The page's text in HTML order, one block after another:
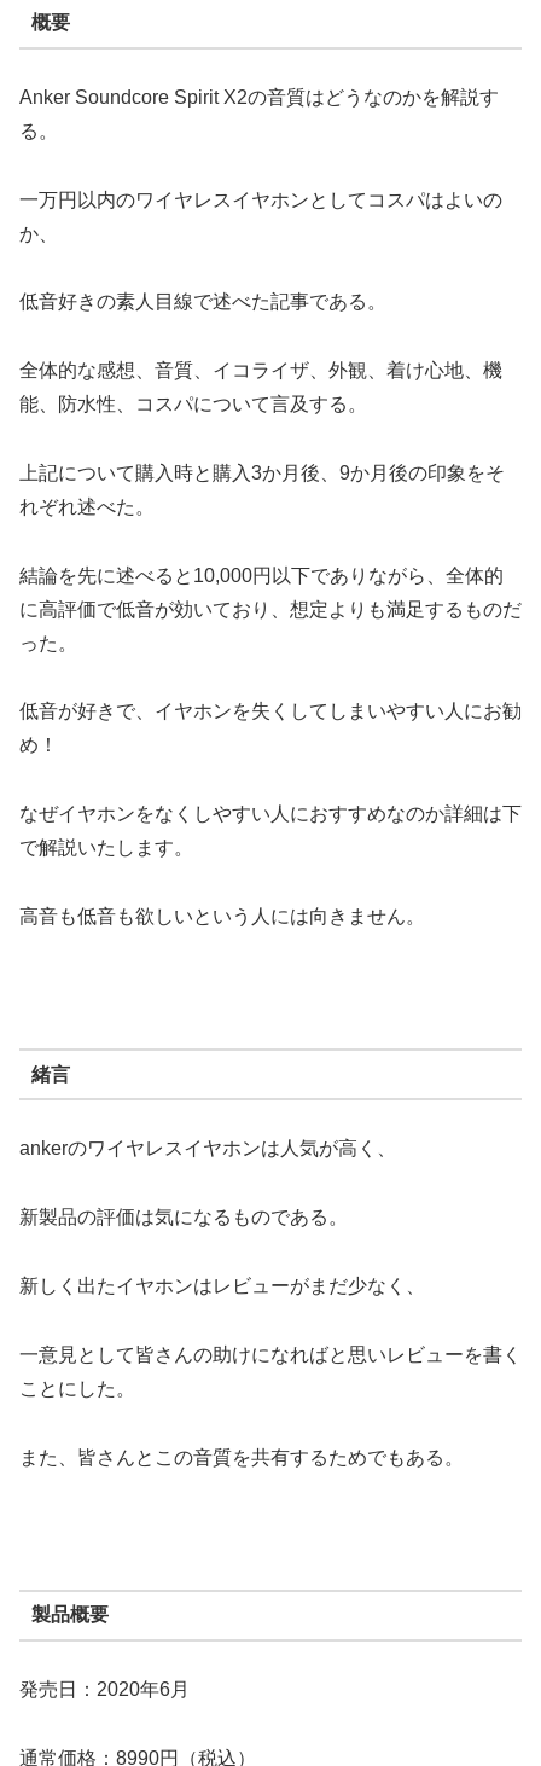
概要
Anker Soundcore Spirit X2の音質はどうなのかを解説す
る。
一万円以内のワイヤレスイヤホンとしてコスパはよいの
か、
低音好きの素人目線で述べた記事である。
全体的な感想、音質、イコライザ、外観、着け心地、機
能、防水性、コスパについて言及する。
上記について購入時と購入3か月後、9か月後の印象をそ
れぞれ述べた。
結論を先に述べると10,000円以下でありながら、全体的
に高評価で低音が効いており、想定よりも満足するものだ
った。
低音が好きで、イヤホンを失くしてしまいやすい人にお勧
め！
なぜイヤホンをなくしやすい人におすすめなのか詳細は下
で解説いたします。
高音も低音も欲しいという人には向きません。
緒言
ankerのワイヤレスイヤホンは人気が高く、
新製品の評価は気になるものである。
新しく出たイヤホンはレビューがまだ少なく、
一意見として皆さんの助けになればと思いレビューを書く
ことにした。
また、皆さんとこの音質を共有するためでもある。
製品概要
発売日：2020年6月
通常価格：8990円（税込）